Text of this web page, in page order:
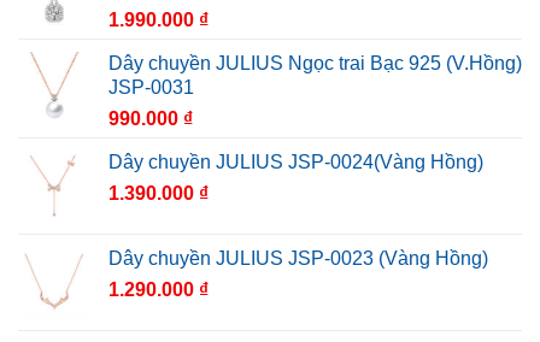
1.990.000 ₫
Dây chuyền JULIUS Ngọc trai Bạc 925 (V.Hồng)
JSP-0031
990.000 ₫
Dây chuyền JULIUS JSP-0024(Vàng Hồng)
1.390.000 ₫
Dây chuyền JULIUS JSP-0023 (Vàng Hồng)
1.290.000 ₫